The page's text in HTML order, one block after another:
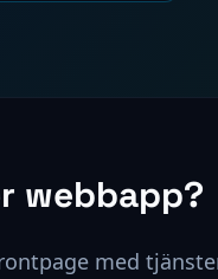
webbapp?
med